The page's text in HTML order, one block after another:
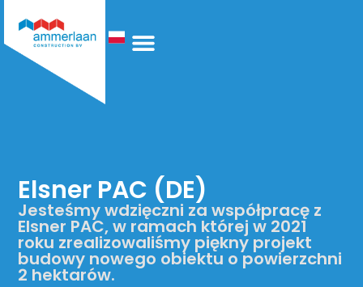
Elsner PAC (DE)
Jesteśmy wdzięczni za współpracę z
Elsner PAC, w ramach której w 2021
roku zrealizowaliśmy piękny projekt
budowy nowego obiektu o powierzchni
2 hektarów.